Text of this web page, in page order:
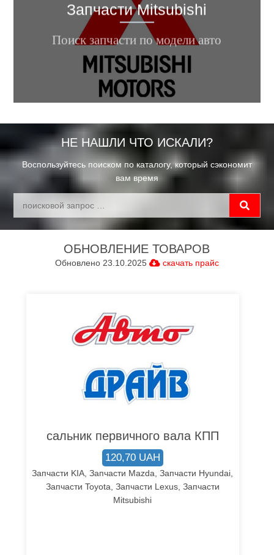
Запчасти Mitsubishi
Поиск запчасти по модели авто
ASx, Lancer, Outlander, Pajero, ...
НЕ НАШЛИ ЧТО ИСКАЛИ?
Воспользуйтесь поиском по каталогу, который сэкономит
вам время
ОБНОВЛЕНИЕ ТОВАРОВ
Обновлено 23.10.2025 cкачать прайс
сальник первичного вала КПП
120,70 UAH
Запчасти KIA, Запчасти Mazda, Запчасти Hyundai,
Запчасти Toyota, Запчасти Lexus, Запчасти
Mitsubishi